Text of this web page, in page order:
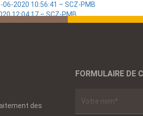
2020 10:56:41 – SCZ-PMB
12:04:17 – SCZ-PMB
des
FORMULAIRE DE